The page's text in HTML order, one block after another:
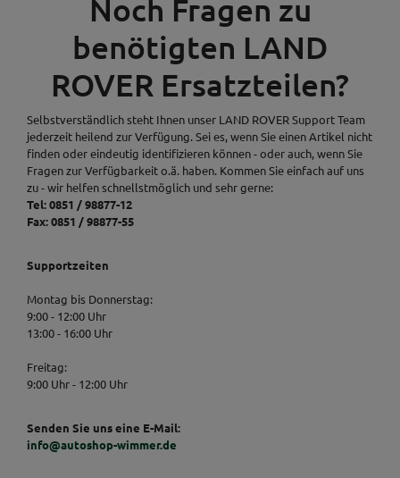
Noch Fragen zu
benötigten LAND
ROVER Ersatzteilen?
Selbstverständlich steht Ihnen unser LAND ROVER Support Team
jederzeit heilend zur Verfügung. Sei es, wenn Sie einen Artikel nicht
finden oder eindeutig identifizieren können - oder auch, wenn Sie
Fragen zur Verfügbarkeit o.ä. haben. Kommen Sie einfach auf uns
zu - wir helfen schnellstmöglich und sehr gerne:
Tel: 0851 / 98877-12
Fax: 0851 / 98877-55
Supportzeiten
Montag bis Donnerstag:
9:00 - 12:00 Uhr
13:00 - 16:00 Uhr
Freitag:
9:00 Uhr - 12:00 Uhr
Senden Sie uns eine E-Mail:
info@autoshop-wimmer.de